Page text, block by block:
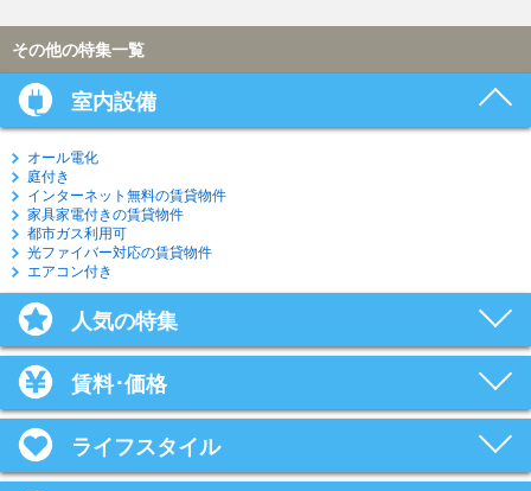
その他の特集一覧
室内設備
オール電化
庭付き
インターネット無料の賃貸物件
家具家電付きの賃貸物件
都市ガス利用可
光ファイバー対応の賃貸物件
エアコン付き
人気の特集
賃料･価格
ライフスタイル